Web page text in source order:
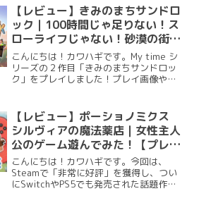
始めていきます。ギフトが思ったよりヤ
バいやつだった「真紅の鎖...
【レビュー】きみのまちサンドロ
ック｜100時間じゃ足りない！ス
ローライフじゃない！砂漠の街で
恋と希望のまちづくり【プレイ感
想】
こんにちは！カワハギです。My time シ
リーズの２作目「きみのまちサンドロッ
ク」をプレイしました！プレイ画像や感
介きみのまちサンドロックとは？ジャン
ルまちづくりシミ...
【レビュー】ポーショノミクス
シルヴィアの魔法薬店｜女性主人
公のゲーム遊んでみた！【プレイ
感想】
こんにちは！カワハギです。今回は、
Steamで「非常に好評」を獲得し、つい
にSwitchやPS5でも発売された話題作